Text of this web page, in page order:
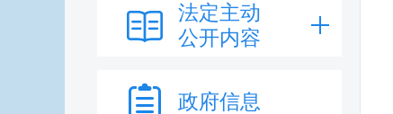
法定主动
公开内容
政府信息